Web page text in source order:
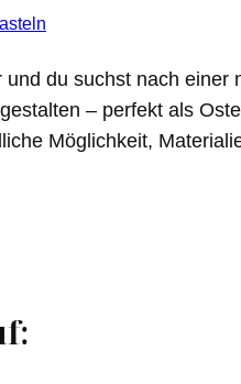
du suchst nach
– perfekt als
Möglichkeit,